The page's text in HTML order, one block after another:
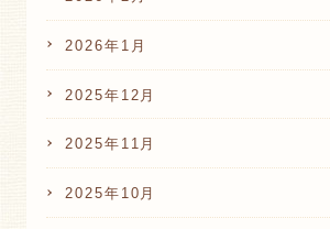
2026年1月
2025年12月
2025年11月
2025年10月